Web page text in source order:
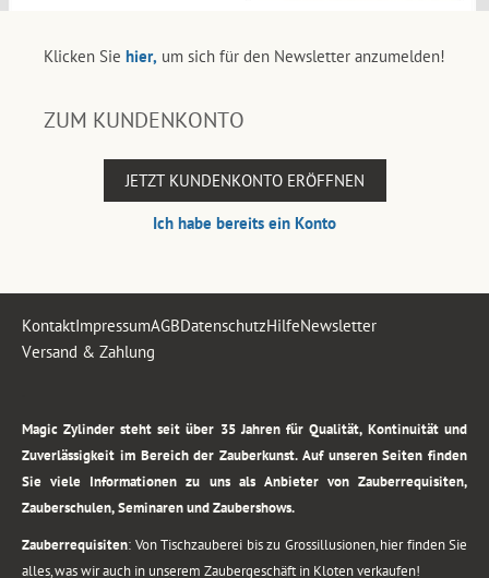
Klicken Sie hier, um sich für den Newsletter anzumelden!
ZUM KUNDENKONTO
JETZT KUNDENKONTO ERÖFFNEN
Ich habe bereits ein Konto
KontaktImpressumAGBDatenschutzHilfeNewsletter
Versand & Zahlung
Magic Zylinder steht seit über 35 Jahren für Qualität, Kontinuität und
Zuverlässigkeit im Bereich der Zauberkunst. Auf unseren Seiten finden
Sie viele Informationen zu uns als Anbieter von Zauberrequisiten,
Zauberschulen, Seminaren und Zaubershows.
Zauberrequisiten: Von Tischzauberei bis zu Grossillusionen, hier finden Sie
alles, was wir auch in unserem Zaubergeschäft in Kloten verkaufen!